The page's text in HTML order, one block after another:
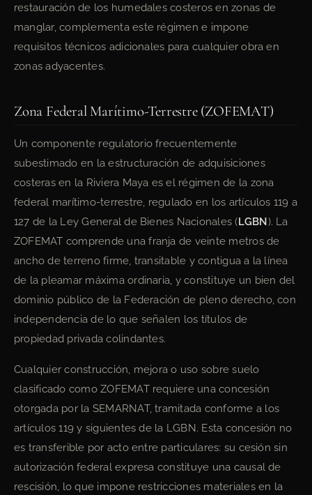
restauración de los humedales costeros en zonas de
manglar, complementa este régimen e impone
requisitos técnicos adicionales para cualquier obra en
zonas adyacentes.
Zona Federal Marítimo-Terrestre (ZOFEMAT)
Un componente regulatorio frecuentemente
subestimado en la estructuración de adquisiciones
costeras en la Riviera Maya es el régimen de la zona
federal marítimo-terrestre, regulado en los artículos 119 a
127 de la Ley General de Bienes Nacionales (LGBN). La
ZOFEMAT comprende una franja de veinte metros de
ancho de terreno firme, transitable y contigua a la línea
de la pleamar máxima ordinaria, y constituye un bien del
dominio público de la Federación de pleno derecho, con
independencia de lo que señalen los títulos de
propiedad privada colindantes.
Cualquier construcción, mejora o uso sobre suelo
clasificado como ZOFEMAT requiere una concesión
otorgada por la SEMARNAT, tramitada conforme a los
artículos 119 y siguientes de la LGBN. Esta concesión no
es transferible por acto entre particulares: su cesión sin
autorización federal expresa constituye una causal de
rescisión, lo que impone restricciones materiales en la